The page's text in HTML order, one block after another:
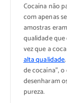
Cocaína não
com apenas
amostras
qualidade
vez que a
alta qualidade
de cocaína”,
desenharam
pureza.